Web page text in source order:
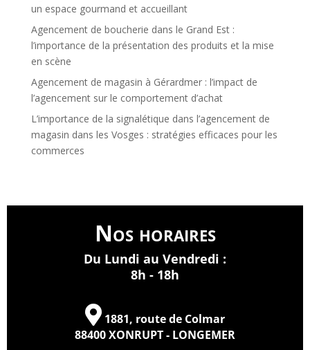
un espace gourmand et accueillant
Agencement de boucherie dans le Grand Est :
l’importance de la présentation des produits et la mise
en scène
Agencement de magasin à Gérardmer : l’impact de
l’agencement sur le comportement d’achat
L’importance de la signalétique dans l’agencement de
magasin dans les Vosges : stratégies efficaces pour les
commerces
Nos horaires
Du Lundi au Vendredi :
8h - 18h
1881, route de Colmar
88400 XONRUPT - LONGEMER